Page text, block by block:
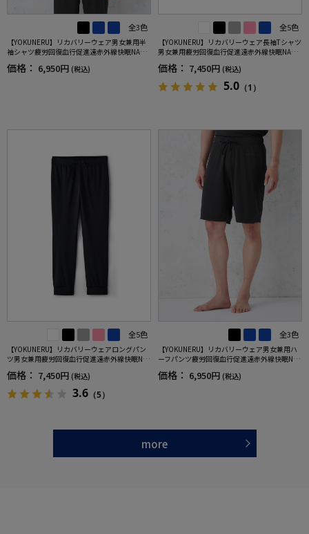
全3色
【YOKUNERU】リカバリーウェア男女兼用半
袖シャツ疲労回復血行促進遠赤外線快眠NANO
MIX(R)【一般医療機器】SS～LLサイズ
価格： 6,950円 (税込)
全5色
【YOKUNERU】リカバリーウェア長袖Tシャツ
男女兼用疲労回復血行促進遠赤外線快眠NANO
MIX(R)【一般医療機器】SS～LLサイズ
価格： 7,450円 (税込)
5.0 （1）
全5色
【YOKUNERU】リカバリーウェアロングパン
ツ男女兼用疲労回復血行促進遠赤外線快眠NA
NOMIX(R)【一般医療機器】SS～LLサイズ
価格： 7,450円 (税込)
3.6 （5）
全3色
【YOKUNERU】リカバリーウェア男女兼用ハ
ーフパンツ疲労回復血行促進遠赤外線快眠NA
NOMIX(R)【一般医療機器】SS～LLサイズ
価格： 6,950円 (税込)
more